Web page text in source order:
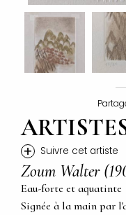
+ Suivre cet artiste
Zoum Walter
Eau-forte et aquatinte
Signée à la main par